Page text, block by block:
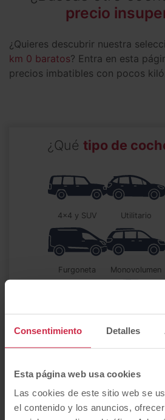
Consentimiento Detalles
Esta página web usa cookies
Las cookies de este sitio web se
el contenido y los anuncios,
precio
¿Quieres descubrir nuestra
km 0 baratos? Entra en esta
precios imbatibles con pocos
¿Qué tipo de
4x4 y SUV utilitario
furgoneta monovolumen
Eléctrico